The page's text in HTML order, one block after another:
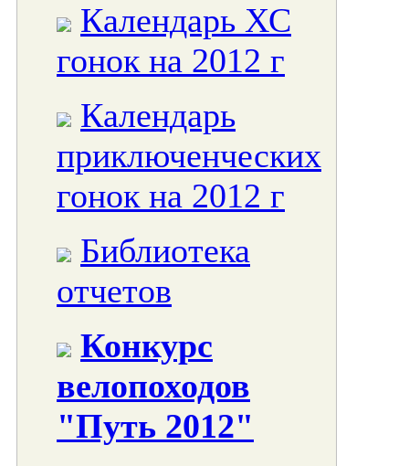
Календарь ХС
гонок на 2012 г
Календарь
приключенческих
гонок на 2012 г
Библиотека
отчетов
Конкурс
велопоходов
"Путь 2012"